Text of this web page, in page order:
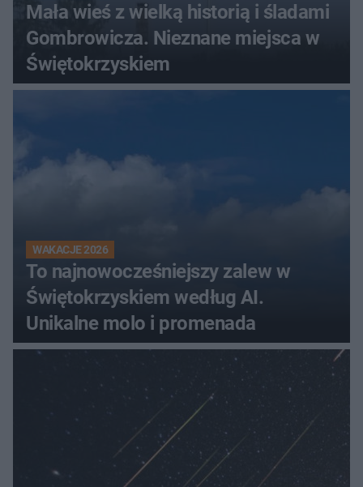
Mała wieś z wielką historią i śladami
Gombrowicza. Nieznane miejsca w
Świętokrzyskiem
WAKACJE 2026
To najnowocześniejszy zalew w
Świętokrzyskiem według AI.
Unikalne molo i promenada